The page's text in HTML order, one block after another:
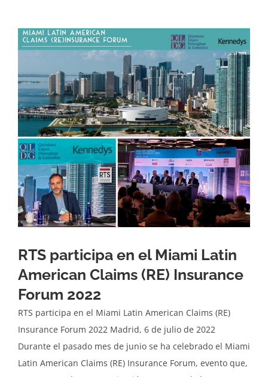
RTS participa en el Miami Latin
American Claims (RE) Insurance
Forum 2022
RTS participa en el Miami Latin American Claims (RE)
Insurance Forum 2022 Madrid, 6 de julio de 2022
Durante el pasado mes de junio se ha celebrado el Miami
Latin American Claims (RE) Insurance Forum, evento que,